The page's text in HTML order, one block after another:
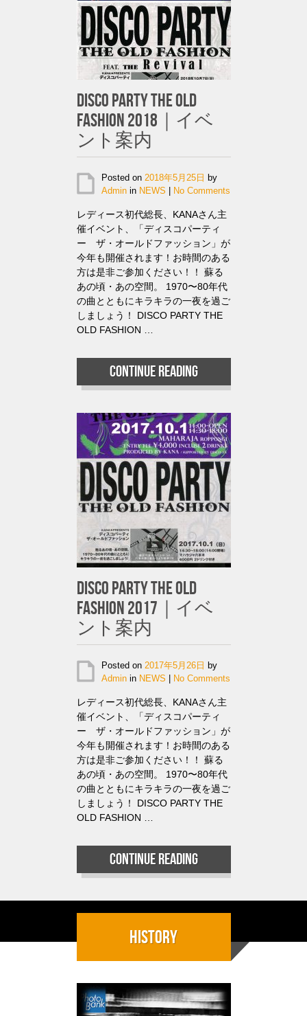
DISCO PARTY THE OLD
FASHION 2018｜イベ
ント案内
Posted on 2018年5月25日 by
Adminin NEWS No Comments
レディース初代総長、KANAさん主
催イベント、「ディスコパーティ
ー ザ・オールドファッション」が
今年も開催されます！お時間のある
方は是非ご参加ください！！ 蘇る
あの頃・あの空間。 1970〜80年代
の曲とともにキラキラの一夜を過ご
しましょう！ DISCO PARTY THE
OLD FASHION …
Continue reading
DISCO PARTY THE OLD
FASHION 2017｜イベ
ント案内
Posted on 2017年5月26日 by
Adminin NEWS No Comments
レディース初代総長、KANAさん主
催イベント、「ディスコパーティ
ー ザ・オールドファッション」が
今年も開催されます！お時間のある
方は是非ご参加ください！！ 蘇る
あの頃・あの空間。 1970〜80年代
の曲とともにキラキラの一夜を過ご
しましょう！ DISCO PARTY THE
OLD FASHION …
Continue reading
History